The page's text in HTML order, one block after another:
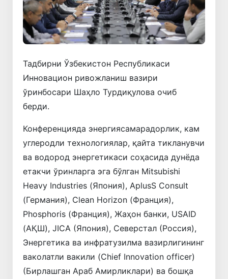
Тадбирни Ўзбекистон Республикаси
Инновацион ривожланиш вазири
ўринбосари Шаҳло Турдиқулова очиб
берди.
Конференцияда энергиясамарадорлик, кам
углеродли технологиялар, қайта тикланувчи
ва водород энергетикаси соҳасида дунёда
етакчи ўринларга эга бўлган Mitsubishi
Heavy Industries (Япония), AplusS Consult
(Германия), Clean Horizon (Франция),
Phosphoris (Франция), Жаҳон банки, USAID
(АҚШ), JICA (Япония), Северстал (Россия),
Энергетика ва инфратузилма вазирлигининг
ваколатли вакили (Chief Innovation officer)
(Бирлашган Араб Амирликлари) ва бошқа